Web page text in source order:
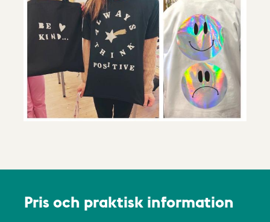
Pris och praktisk information